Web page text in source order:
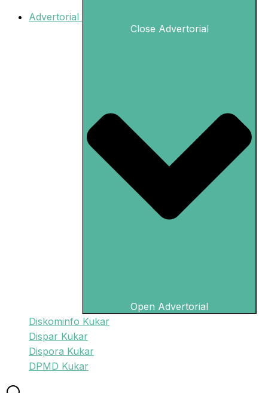
Advertorial
Close Advertorial
Open Advertorial
Diskominfo Kukar
Dispar Kukar
Dispora Kukar
DPMD Kukar